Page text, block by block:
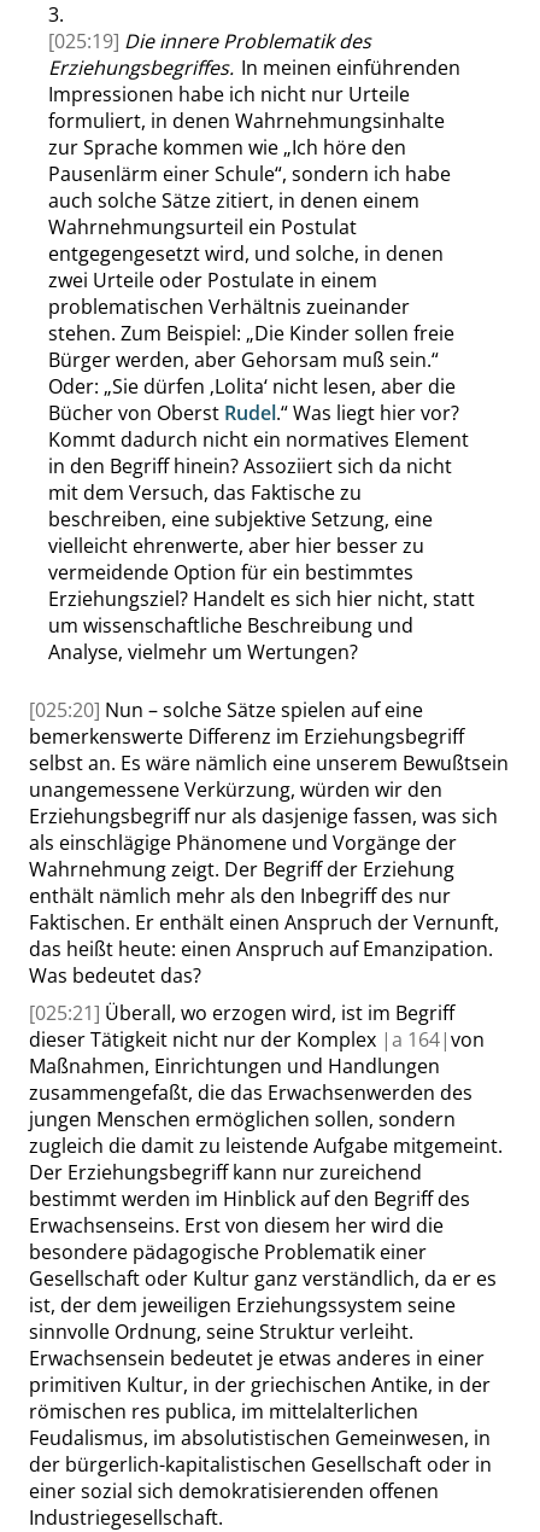
3.
[025:19] Die innere Problematik des
Erziehungsbegriffes. In meinen einführenden
Impressionen habe ich nicht nur Urteile
formuliert, in denen Wahrnehmungsinhalte
zur Sprache kommen wie „Ich höre den
Pausenlärm einer Schule“, sondern ich habe
auch solche Sätze zitiert, in denen einem
Wahrnehmungsurteil ein Postulat
entgegengesetzt wird, und solche, in denen
zwei Urteile oder Postulate in einem
problematischen Verhältnis zueinander
stehen. Zum Beispiel: „Die Kinder sollen freie
Bürger werden, aber Gehorsam muß sein.“
Oder: „Sie dürfen ‚Lolita‘ nicht lesen, aber die
Bücher von Oberst Rudel.“Was liegt hier vor?
Kommt dadurch nicht ein normatives Element
in den Begriff hinein? Assoziiert sich da nicht
mit dem Versuch, das Faktische zu
beschreiben, eine subjektive Setzung, eine
vielleicht ehrenwerte, aber hier besser zu
vermeidende Option für ein bestimmtes
Erziehungsziel? Handelt es sich hier nicht, statt
um wissenschaftliche Beschreibung und
Analyse, vielmehr um Wertungen?
[025:20] Nun – solche Sätze spielen auf eine
bemerkenswerte Differenz im Erziehungsbegriff
selbst an. Es wäre nämlich eine unserem Bewußtsein
unangemessene Verkürzung, würden wir den
Erziehungsbegriff nur als dasjenige fassen, was sich
als einschlägige Phänomene und Vorgänge der
Wahrnehmung zeigt. Der Begriff der Erziehung
enthält nämlich mehr als den Inbegriff des nur
Faktischen. Er enthält einen Anspruch der Vernunft,
das heißt heute: einen Anspruch auf Emanzipation.
Was bedeutet das?
[025:21] Überall, wo erzogen wird, ist im Begriff
dieser Tätigkeit nicht nur der Komplex |a 164|von
Maßnahmen, Einrichtungen und Handlungen
zusammengefaßt, die das Erwachsenwerden des
jungen Menschen ermöglichen sollen, sondern
zugleich die damit zu leistende Aufgabe mitgemeint.
Der Erziehungsbegriff kann nur zureichend
bestimmt werden im Hinblick auf den Begriff des
Erwachsenseins. Erst von diesem her wird die
besondere pädagogische Problematik einer
Gesellschaft oder Kultur ganz verständlich, da er es
ist, der dem jeweiligen Erziehungssystem seine
sinnvolle Ordnung, seine Struktur verleiht.
Erwachsensein bedeutet je etwas anderes in einer
primitiven Kultur, in der griechischen Antike, in der
römischen res publica, im mittelalterlichen
Feudalismus, im absolutistischen Gemeinwesen, in
der bürgerlich-kapitalistischen Gesellschaft oder in
einer sozial sich demokratisierenden offenen
Industriegesellschaft.